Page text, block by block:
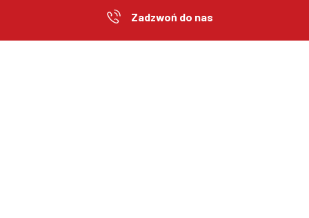
Polityka plików cookiesOświadczenie o prywatności
Współpraca B2B
Zostań naszym partnerem handlowym
Zadzwoń do nas